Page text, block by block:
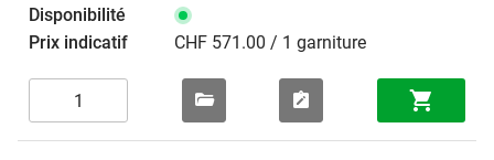
CHF 571.00 / 1 garniture